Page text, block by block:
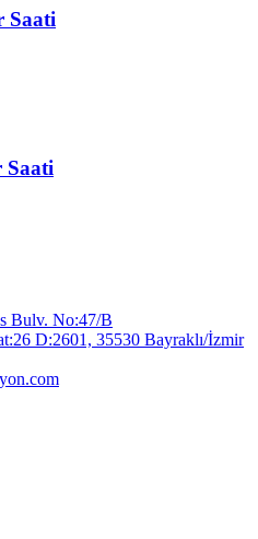
Saati
Saati
Bulv. No:47/B
D:2601, 35530 Bayraklı/İzmir